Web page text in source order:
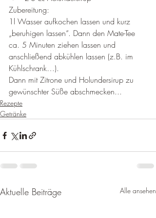
Zubereitung:
1l Wasser aufkochen lassen und kurz
„beruhigen lassen“. Dann den Mate-Tee
ca. 5 Minuten ziehen lassen und
anschließend abkühlen lassen (z.B. im
Kühlschrank…).
Dann mit Zitrone und Holundersirup zu
gewünschter Süße abschmecken...
Rezepte
Getränke
Aktuelle Beiträge Alle ansehen